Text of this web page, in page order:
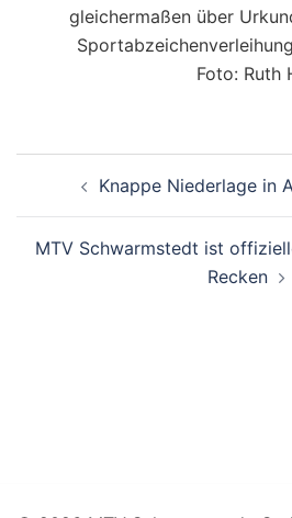
gleichermaßen über
Foto: Ruth
Knappe Niederlage in
MTV Schwarmstedt ist
Recken